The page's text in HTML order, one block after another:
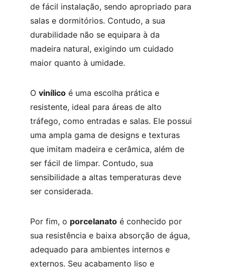
de fácil instalação, sendo apropriado para
salas e dormitórios. Contudo, a sua
durabilidade não se equipara à da
madeira natural, exigindo um cuidado
maior quanto à umidade.
O vinílico é uma escolha prática e
resistente, ideal para áreas de alto
tráfego, como entradas e salas. Ele possui
uma ampla gama de designs e texturas
que imitam madeira e cerâmica, além de
ser fácil de limpar. Contudo, sua
sensibilidade a altas temperaturas deve
ser considerada.
Por fim, o porcelanato é conhecido por
sua resistência e baixa absorção de água,
adequado para ambientes internos e
externos. Seu acabamento liso e